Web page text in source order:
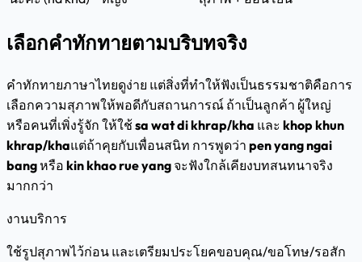
เลือกคำทักทายตามบริบทจริง
คำทักทายภาษาไทยดูง่าย แต่สิ่งที่ทำให้ฟังเป็นธรรมชาติคือการ
เลือกความสุภาพให้พอดีกับสถานการณ์ ถ้าเป็นลูกค้า ผู้ใหญ่
หรือคนที่เพิ่งรู้จัก ให้ใช้sa wat di khrap/kha และ khop khun
khrap/khaแต่ถ้าคุยกับเพื่อนสนิท การพูดว่า pen yang ngai
bangหรือ kin khao rue yang จะฟังใกล้เคียงบทสนทนาจริง
มากกว่า
งานบริการ
ใช้รูปสุภาพไว้ก่อน และเตรียมประโยคขอบคุณ/ขอโทษ/รอสัก